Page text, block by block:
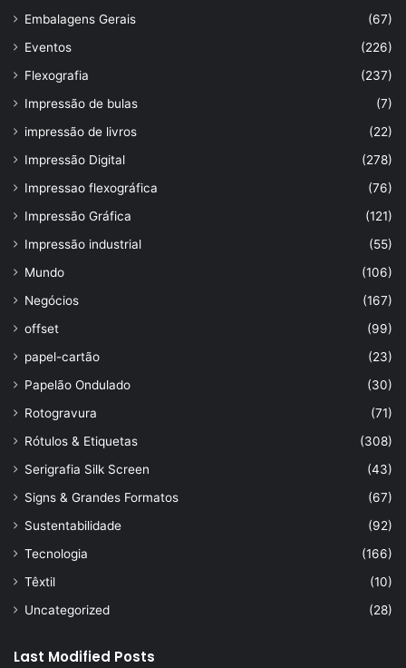
Embalagens Gerais
(67)
Eventos
(226)
Flexografia
(237)
Impressão de bulas
(7)
impressão de livros
(22)
Impressão Digital
(278)
Impressao flexográfica
(76)
Impressão Gráfica
(121)
Impressão industrial
(55)
Mundo
(106)
Negócios
(167)
offset
(99)
papel-cartão
(23)
Papelão Ondulado
(30)
Rotogravura
(71)
Rótulos & Etiquetas
(308)
Serigrafia Silk Screen
(43)
Signs & Grandes Formatos
(67)
Sustentabilidade
(92)
Tecnologia
(166)
Têxtil
(10)
Uncategorized
(28)
Last Modified Posts